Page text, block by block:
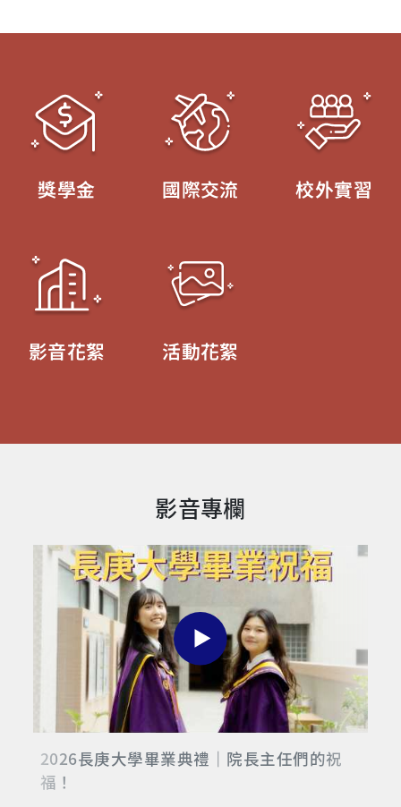
獎學金 國際交流 校外實習
影音花絮 活動花絮
影音專欄
2026長庚大學畢業典禮｜院長主任們的祝
福！